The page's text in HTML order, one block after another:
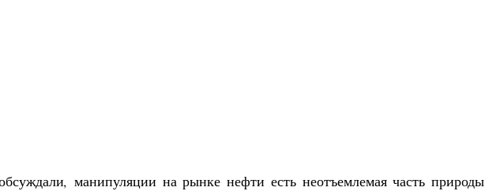
манипуляции на рынке нефти есть неотъемлемая часть природы